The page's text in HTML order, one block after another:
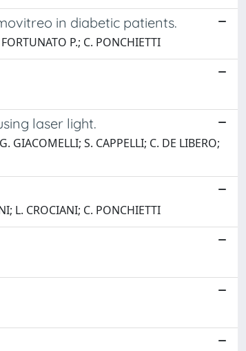
in diabetic patients.
P.; C. PONCHIETTI
laser light.
GIACOMELLI; S. CAPPELLI; C. DE LIBERO;
L. CROCIANI; C. PONCHIETTI